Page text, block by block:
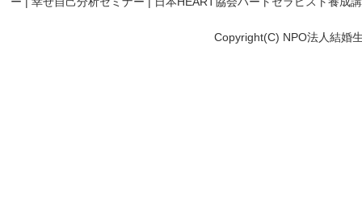
Copyright(C) NPO法人結婚